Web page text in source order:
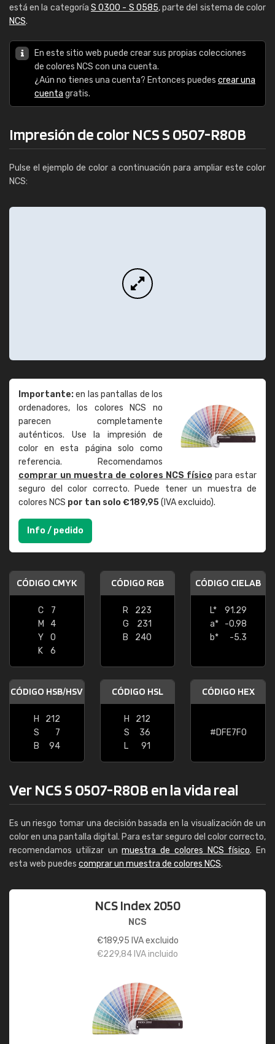
está en la categoría S 0300 - S 0585, parte del sistema de color
NCS.
En este sitio web puede crear sus propias colecciones
de colores NCS con una cuenta.
¿Aún no tienes una cuenta? Entonces puedes crear una
cuenta gratis.
Impresión de color NCS S 0507-R80B
Pulse el ejemplo de color a continuación para ampliar este color
NCS:
Importante:en las pantallas de los
ordenadores, los colores NCS no
parecen completamente
auténticos. Use la impresión de
color en esta página solo como
referencia. Recomendamos
comprar un muestra de colores NCS físicopara estar
seguro del color correcto. Puede tener un muestra de
colores NCS por tan solo €189,95(IVA excluido).
Info / pedido
CÓDIGO CMYK
C
7
M
4
Y
0
K
6
CÓDIGO RGB
R
223
G
231
B
240
CÓDIGO CIELAB
L*
91.29
a*
-0.98
b*
-5.3
CÓDIGO HSB/HSV
H
212
S
7
B
94
CÓDIGO HSL
H
212
S
36
L
91
CÓDIGO HEX
#DFE7F0
Ver NCS S 0507-R80B en la vida real
Es un riesgo tomar una decisión basada en la visualización de un
color en una pantalla digital. Para estar seguro del color correcto,
recomendamos utilizar unmuestra de colores NCS físico. En
esta web puedes comprar un muestra de colores NCS.
NCS Index 2050
NCS
€189,95 IVA excluido
€229,84 IVA incluido